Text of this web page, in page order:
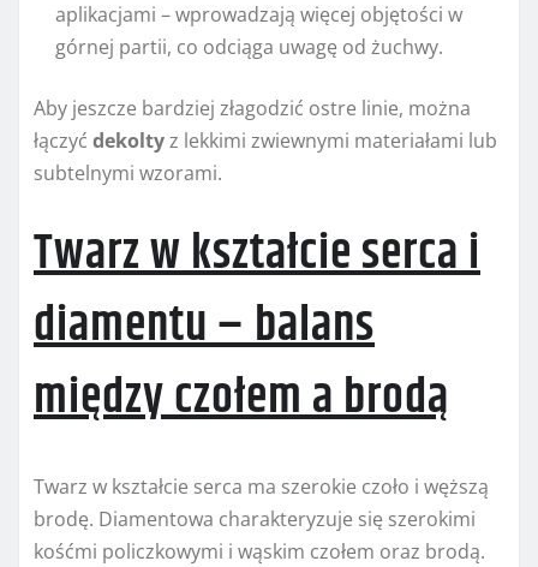
aplikacjami – wprowadzają więcej objętości w
górnej partii, co odciąga uwagę od żuchwy.
Aby jeszcze bardziej złagodzić ostre linie, można
łączyć dekoltyz lekkimi zwiewnymi materiałami lub
subtelnymi wzorami.
Twarz w kształcie serca i
diamentu – balans
między czołem a brodą
Twarz w kształcie serca ma szerokie czoło i węższą
brodę. Diamentowa charakteryzuje się szerokimi
kośćmi policzkowymi i wąskim czołem oraz brodą.